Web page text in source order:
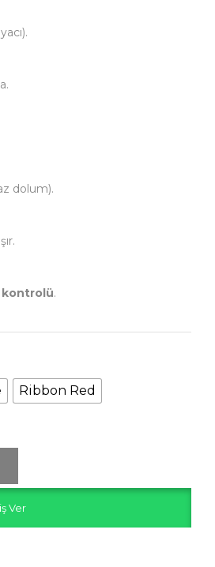
dolum).
kontrolü.
Ribbon Red
Ver